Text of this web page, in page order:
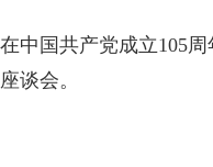
在中国共产党成立105
座谈会。